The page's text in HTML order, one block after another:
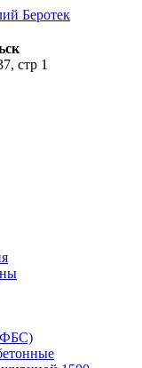
стр 1